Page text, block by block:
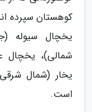
کوهستان سپرده
یخچال سیوله
شمالی)، یخچال
یخار (شمال
است.